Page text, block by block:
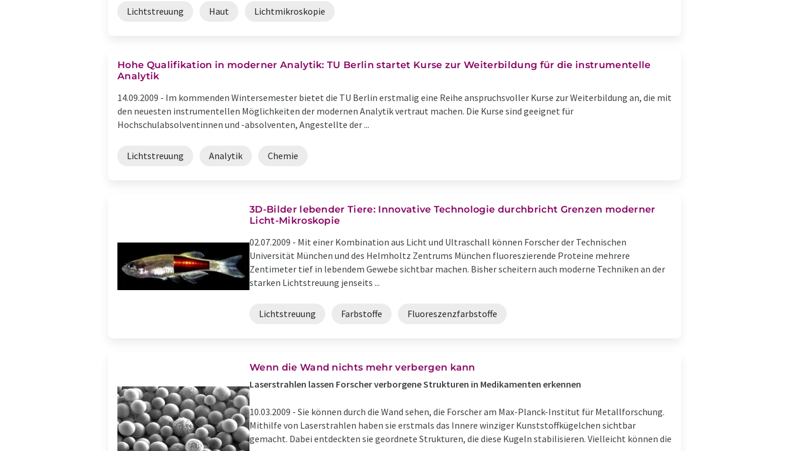
Lichtstreuung Haut Lichtmikroskopie
Hohe Qualifikation in moderner Analytik: TU Berlin startet Kurse zur Weiterbildung für die instrumentelle
Analytik
14.09.2009 - Im kommenden Wintersemester bietet die TU Berlin erstmalig eine Reihe anspruchsvoller Kurse zur Weiterbildung an, die mit
den neuesten instrumentellen Möglichkeiten der modernen Analytik vertraut machen. Die Kurse sind geeignet für
Hochschulabsolventinnen und -absolventen, Angestellte der ...
Lichtstreuung Analytik Chemie
3D-Bilder lebender Tiere: Innovative Technologie durchbricht Grenzen moderner
Licht-Mikroskopie
02.07.2009 - Mit einer Kombination aus Licht und Ultraschall können Forscher der Technischen
Universität München und des Helmholtz Zentrums München fluoreszierende Proteine mehrere
Zentimeter tief in lebendem Gewebe sichtbar machen. Bisher scheitern auch moderne Techniken an der
starken Lichtstreuung jenseits ...
Lichtstreuung Farbstoffe Fluoreszenzfarbstoffe
Wenn die Wand nichts mehr verbergen kann
Laserstrahlen lassen Forscher verborgene Strukturen in Medikamenten erkennen
10.03.2009 - Sie können durch die Wand sehen, die Forscher am Max-Planck-Institut für Metallforschung.
Mithilfe von Laserstrahlen haben sie erstmals das Innere winziger Kunststoffkügelchen sichtbar
gemacht. Dabei entdeckten sie geordnete Strukturen, die diese Kugeln stabilisieren. Vielleicht können die